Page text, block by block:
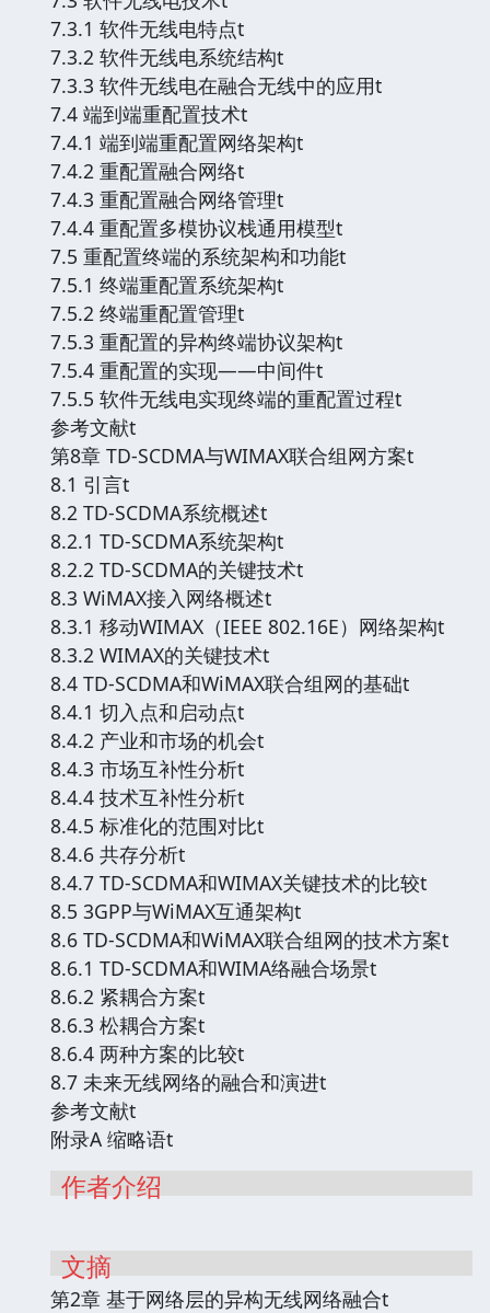
7.3.1 软件无线电特点t
7.3.2 软件无线电系统结构t
7.3.3 软件无线电在融合无线中的应用t
7.4 端到端重配置技术t
7.4.1 端到端重配置网络架构t
7.4.2 重配置融合网络t
7.4.3 重配置融合网络管理t
7.4.4 重配置多模协议栈通用模型t
7.5 重配置终端的系统架构和功能t
7.5.1 终端重配置系统架构t
7.5.2 终端重配置管理t
7.5.3 重配置的异构终端协议架构t
7.5.4 重配置的实现——中间件t
7.5.5 软件无线电实现终端的重配置过程t
参考文献t
第8章 TD-SCDMA与WIMAX联合组网方案t
8.1 引言t
8.2 TD-SCDMA系统概述t
8.2.1 TD-SCDMA系统架构t
8.2.2 TD-SCDMA的关键技术t
8.3 WiMAX接入网络概述t
8.3.1 移动WIMAX（IEEE 802.16E）网络架构t
8.3.2 WIMAX的关键技术t
8.4 TD-SCDMA和WiMAX联合组网的基础t
8.4.1 切入点和启动点t
8.4.2 产业和市场的机会t
8.4.3 市场互补性分析t
8.4.4 技术互补性分析t
8.4.5 标准化的范围对比t
8.4.6 共存分析t
8.4.7 TD-SCDMA和WIMAX关键技术的比较t
8.5 3GPP与WiMAX互通架构t
8.6 TD-SCDMA和WiMAX联合组网的技术方案t
8.6.1 TD-SCDMA和WIMA络融合场景t
8.6.2 紧耦合方案t
8.6.3 松耦合方案t
8.6.4 两种方案的比较t
8.7 未来无线网络的融合和演进t
参考文献t
附录A 缩略语t
作者介绍
文摘
第2章 基于网络层的异构无线网络融合t